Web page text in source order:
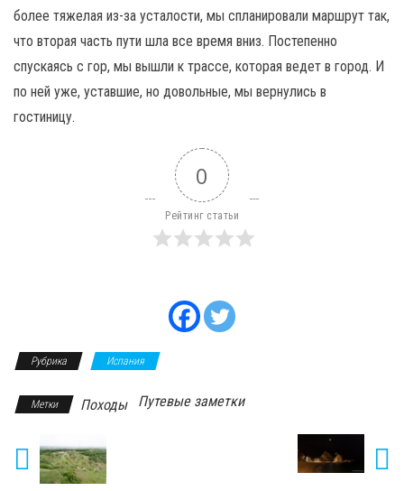
более тяжелая из-за усталости, мы спланировали маршрут так,
что вторая часть пути шла все время вниз. Постепенно
спускаясь с гор, мы вышли к трассе, которая ведет в город. И
по ней уже, уставшие, но довольные, мы вернулись в
гостиницу.
0
Рейтинг статьи
Рубрика Испания
Метки Походы Путевые заметки